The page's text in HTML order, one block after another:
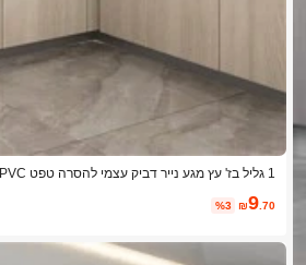
₪9 .70
%3